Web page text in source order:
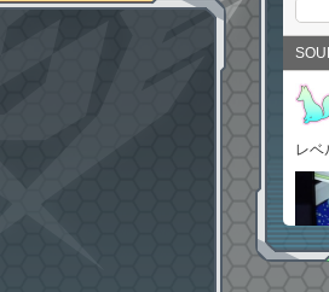
レベ